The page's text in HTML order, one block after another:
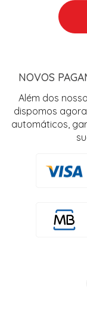
NOVOS
Além dos
dispomos
automáticos,